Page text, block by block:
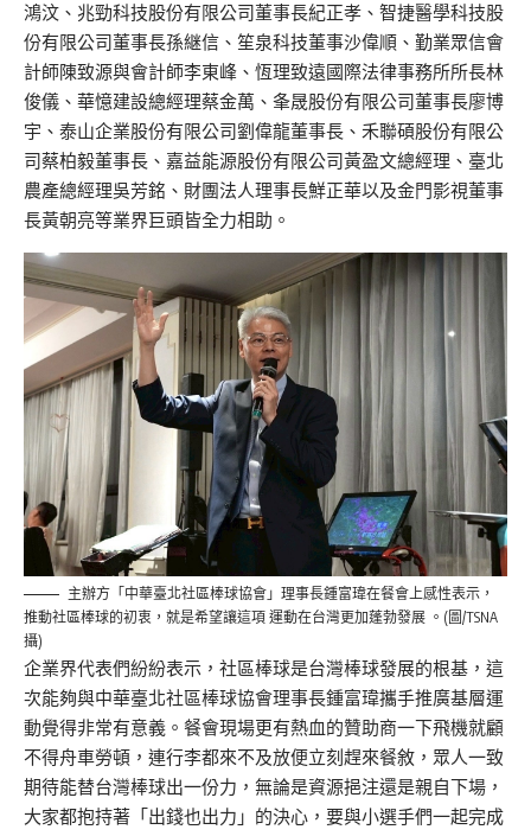
鴻汶、兆勁科技股份有限公司董事長紀正孝、智捷醫學科技股
份有限公司董事長孫継信、笙泉科技董事沙偉順、勤業眾信會
計師陳致源與會計師李東峰、恆理致遠國際法律事務所所長林
俊儀、華憶建設總經理蔡金萬、 夆晟股份有限公司董事長廖博
宇、泰山企業股份有限公司劉偉龍董事長、禾聯碩股份有限公
司蔡柏毅董事長、嘉益能源股份有限公司黃盈文總經理 、 臺北
農產總經理吳芳銘、財團法人理事長鮮正華以及金門影視董事
長黃朝亮等業界巨頭皆全力相助。
主辦方「中華臺北社區棒球協會」理事長鍾富瑋在餐會上感性表示，
推動社區棒球的初衷，就是希望讓這項 運動在台灣更加蓬勃發展 。(圖/TSNA
攝)
企業界代表們紛紛表示，社區棒球是台灣棒球發展的根基，這
次能夠與中華臺北社區棒球協會理事長鍾富瑋攜手推廣基層運
動覺得非常有意義。 餐會現場更有熱血的贊助商一下飛機就顧
不得舟車勞頓，連行李都來不及放便立刻趕來餐敘，眾人一致
期待能替台灣棒球出一份力，無論是資源挹注還是親自下場，
大家都抱持著「出錢也出力」的決心，要與小選手們一起完成